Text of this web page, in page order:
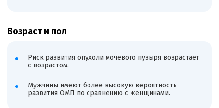
Возраст и пол
Риск развития опухоли мочевого пузыря возрастает
с возрастом.
Мужчины имеют более высокую вероятность
развития ОМП по сравнению с женщинами.